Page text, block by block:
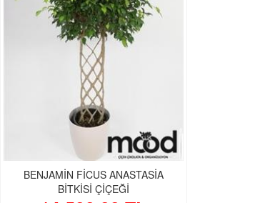
BENJAMİN FİCUS ANASTASİA
BİTKİSİ ÇİÇEĞİ